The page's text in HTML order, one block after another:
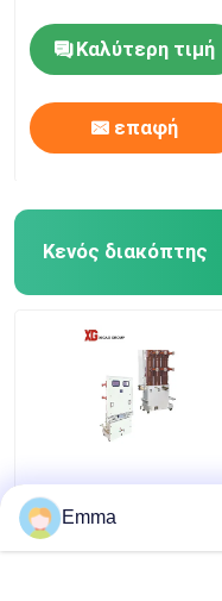
Καλύτερη τιμή
επαφή
Κενός διακόπτης
40.5KV κενός
διακόπτης
Emma